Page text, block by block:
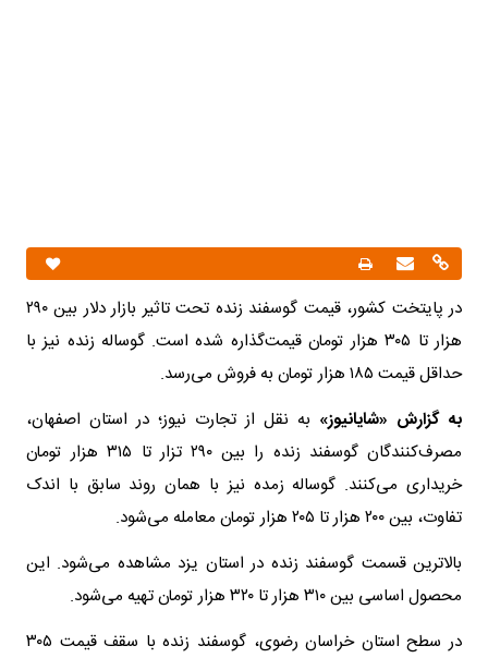
در پایتخت کشور، قیمت گوسفند زنده تحت تاثیر بازار دلار بین ۲۹۰
هزار تا ۳۰۵ هزار تومان قیمت‌گذاره شده است. گوساله زنده نیز با
حداقل قیمت ۱۸۵ هزار تومان به فروش می‌رسد.
به گزارش «شایانیوز» به نقل از تجارت نیوز؛ در استان اصفهان،
مصرف‌کنندگان گوسفند زنده را بین ۲۹۰ تزار تا ۳۱۵ هزار تومان
خریداری می‌کنند. گوساله زمده نیز با همان روند سابق با اندک
تفاوت، بین ۲۰۰ هزار تا ۲۰۵ هزار تومان معامله می‌شود.
بالاترین قسمت گوسفند زنده در استان یزد مشاهده می‌شود. این
محصول اساسی بین ۳۱۰ هزار تا ۳۲۰ هزار تومان تهیه می‌شود.
در سطح استان خراسان‌ رضوی، گوسفند زنده با سقف قیمت ۳۰۵